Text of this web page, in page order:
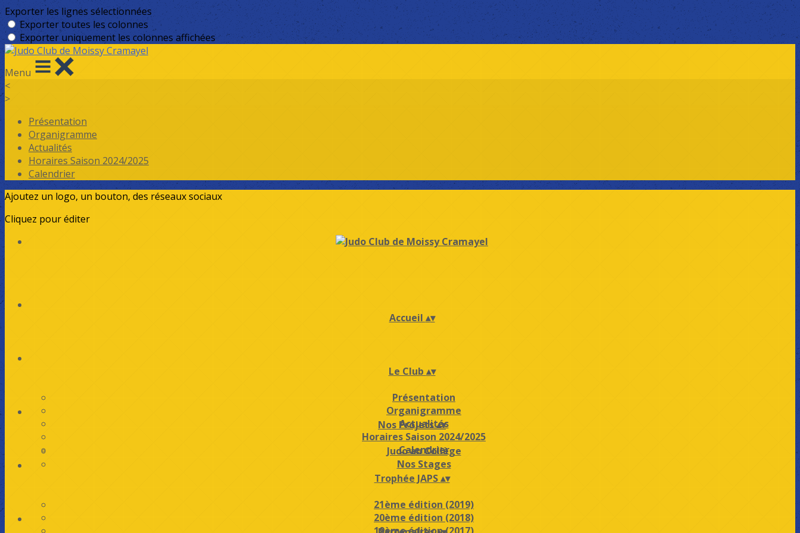
Exporter les lignes sélectionnées
Exporter toutes les colonnes
Exporter uniquement les colonnes affichées
Menu
<
>
Présentation
Organigramme
Actualités
Horaires Saison 2024/2025
Calendrier
Ajoutez un logo, un bouton, des réseaux sociaux
Cliquez pour éditer
Accueil ▴▾
Le Club ▴▾
Présentation
Organigramme
Actualités
Horaires Saison 2024/2025
Calendrier
Nos Projets▴▾
Judo au Collège
Nos Stages
Trophée JAPS▴▾
21ème édition (2019)
20ème édition (2018)